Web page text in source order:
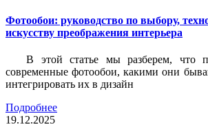
Фотообои: руководство по выбору,
искусству преображения интерьера
В этой статье мы разберем, что
современные фотообои, какими они
интегрировать их в дизайн
Подробнее
19.12.2025